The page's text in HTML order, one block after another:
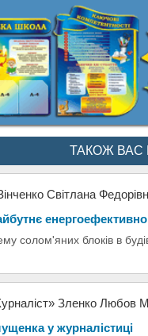
ТАКОЖ ВАС
Світлана
солом'яних блоків в
Зленко Любов
у журналістиці